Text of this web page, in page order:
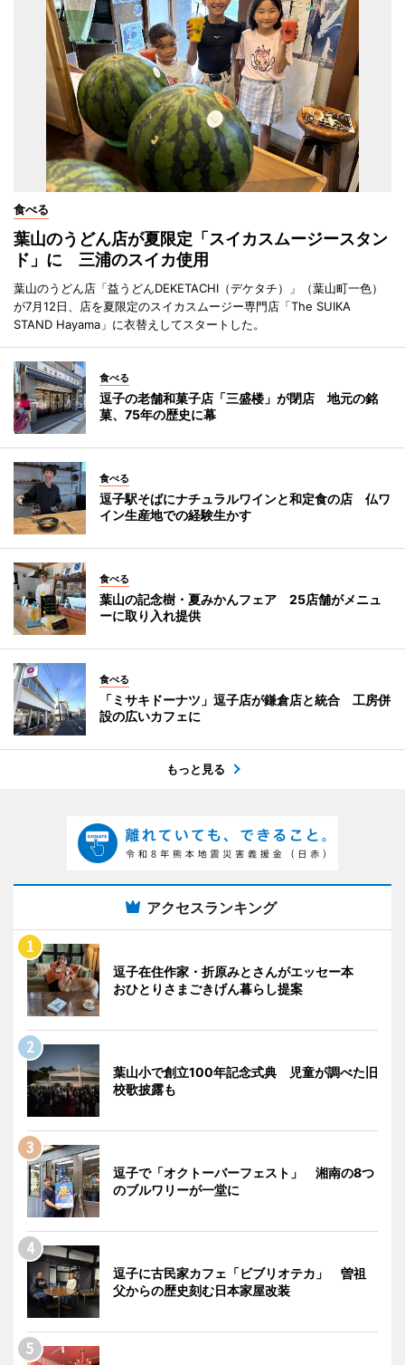
食べる
葉山のうどん店が夏限定「スイカスムージースタン
ド」に 三浦のスイカ使用
葉山のうどん店「益うどんDEKETACHI（デケタチ）」（葉山町一色）
が7月12日、店を夏限定のスイカスムージー専門店「The SUIKA
STAND Hayama」に衣替えしてスタートした。
食べる
逗子の老舗和菓子店「三盛楼」が閉店 地元の銘
菓、75年の歴史に幕
食べる
逗子駅そばにナチュラルワインと和定食の店 仏ワ
イン生産地での経験生かす
食べる
葉山の記念樹・夏みかんフェア 25店舗がメニュ
ーに取り入れ提供
食べる
「ミサキドーナツ」逗子店が鎌倉店と統合 工房併
設の広いカフェに
もっと見る
アクセスランキング
逗子在住作家・折原みとさんがエッセー本
おひとりさまごきげん暮らし提案
葉山小で創立100年記念式典 児童が調べた旧
校歌披露も
逗子で「オクトーバーフェスト」 湘南の8つ
のブルワリーが一堂に
逗子に古民家カフェ「ビブリオテカ」 曽祖
父からの歴史刻む日本家屋改装